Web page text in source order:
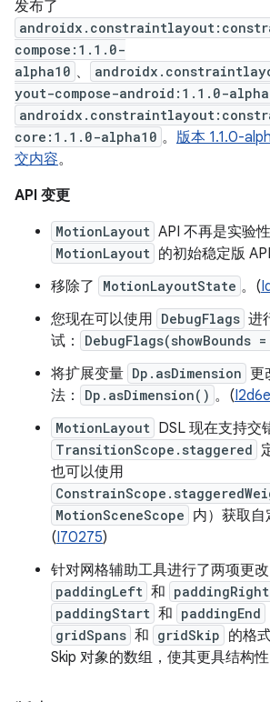
发布了
compose:1.1.0-
alpha10 、
yout-compose-android:1.1.0-
core:1.1.0-alpha10 。 版本 1.1.0-
交内容。
API 变更
MotionLayout API 不再是实验
MotionLayout 的初始稳定版
移除了
MotionLayoutState 。(
您现在可以使用 DebugFlags 进
试：
DebugFlags(showBounds
将扩展变量 Dp.asDimension 更
法：
Dp.asDimension() 。(
MotionLayout DSL 现在支持交
TransitionScope.staggered
也可以使用
MotionSceneScope 内）获取自
(I70275)
针对网格辅助工具进行了两项更改
paddingLeft 和 paddingRight
paddingStart 和 paddingEnd
gridSpans 和 gridSkip 的格
Skip 对象的数组，使其更具结构